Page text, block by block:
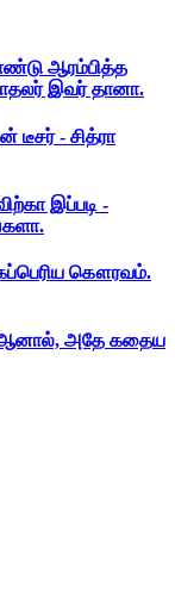
ஆரம்பித்த
இவர் தானா.
டீசர் - சித்ரா
இப்படி -
கௌரவம்.
- ஆனால், அதே கதைய